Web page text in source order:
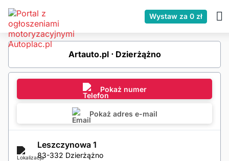
Wystaw za 0 zł
Artauto.pl ⋅ Dzierżążno
Pokaż numer
Pokaż adres e-mail
Leszczynowa 1
83-332 Dzierżążno